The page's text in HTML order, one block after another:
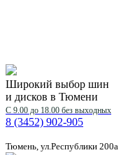
Широкий выбор шин
и дисков в Тюмени
С 9.00 до 18.00 без выходных
8 (3452) 902-905
Тюмень, ул.Республики 200а